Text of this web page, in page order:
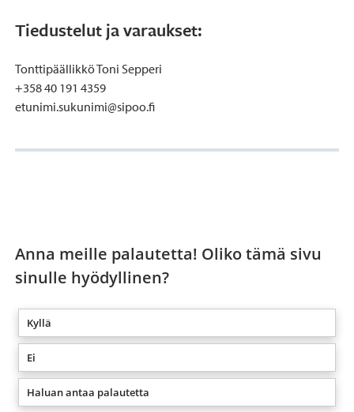
Tiedustelut ja varaukset:
Tonttipäällikkö Toni Sepperi
+358 40 191 4359
etunimi.sukunimi@sipoo.fi
Anna meille palautetta! Oliko tämä sivu
sinulle hyödyllinen?
Kyllä
Ei
Haluan antaa palautetta